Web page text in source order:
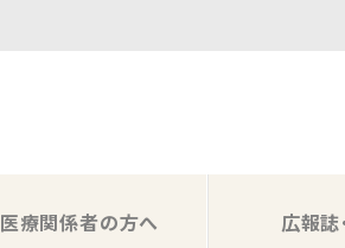
医療関係者の方へ 広報誌